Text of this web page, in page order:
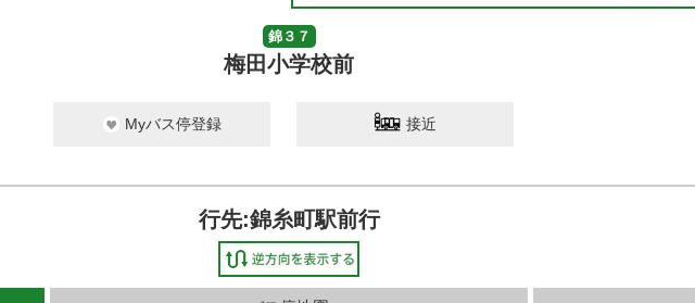
錦３７
梅田小学校前
Myバス停登録 接近
行先:錦糸町駅前行